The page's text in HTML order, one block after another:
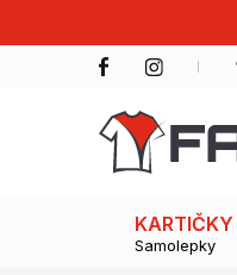
KARTIČKY
Samolepky